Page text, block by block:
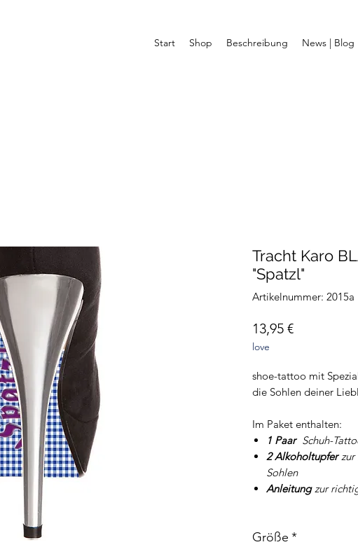
Start Shop Beschreibung News | Blog
Tracht Karo
"Spatzl"
Artikelnummer: 2015a
13,95 €Preis
love
shoe-tattoo mit
die Sohlen deiner
Im Paket enthalten:
1 Paar Schuh-
2 Alkoholtupfer
Sohlen
Anleitungzur
Größe *